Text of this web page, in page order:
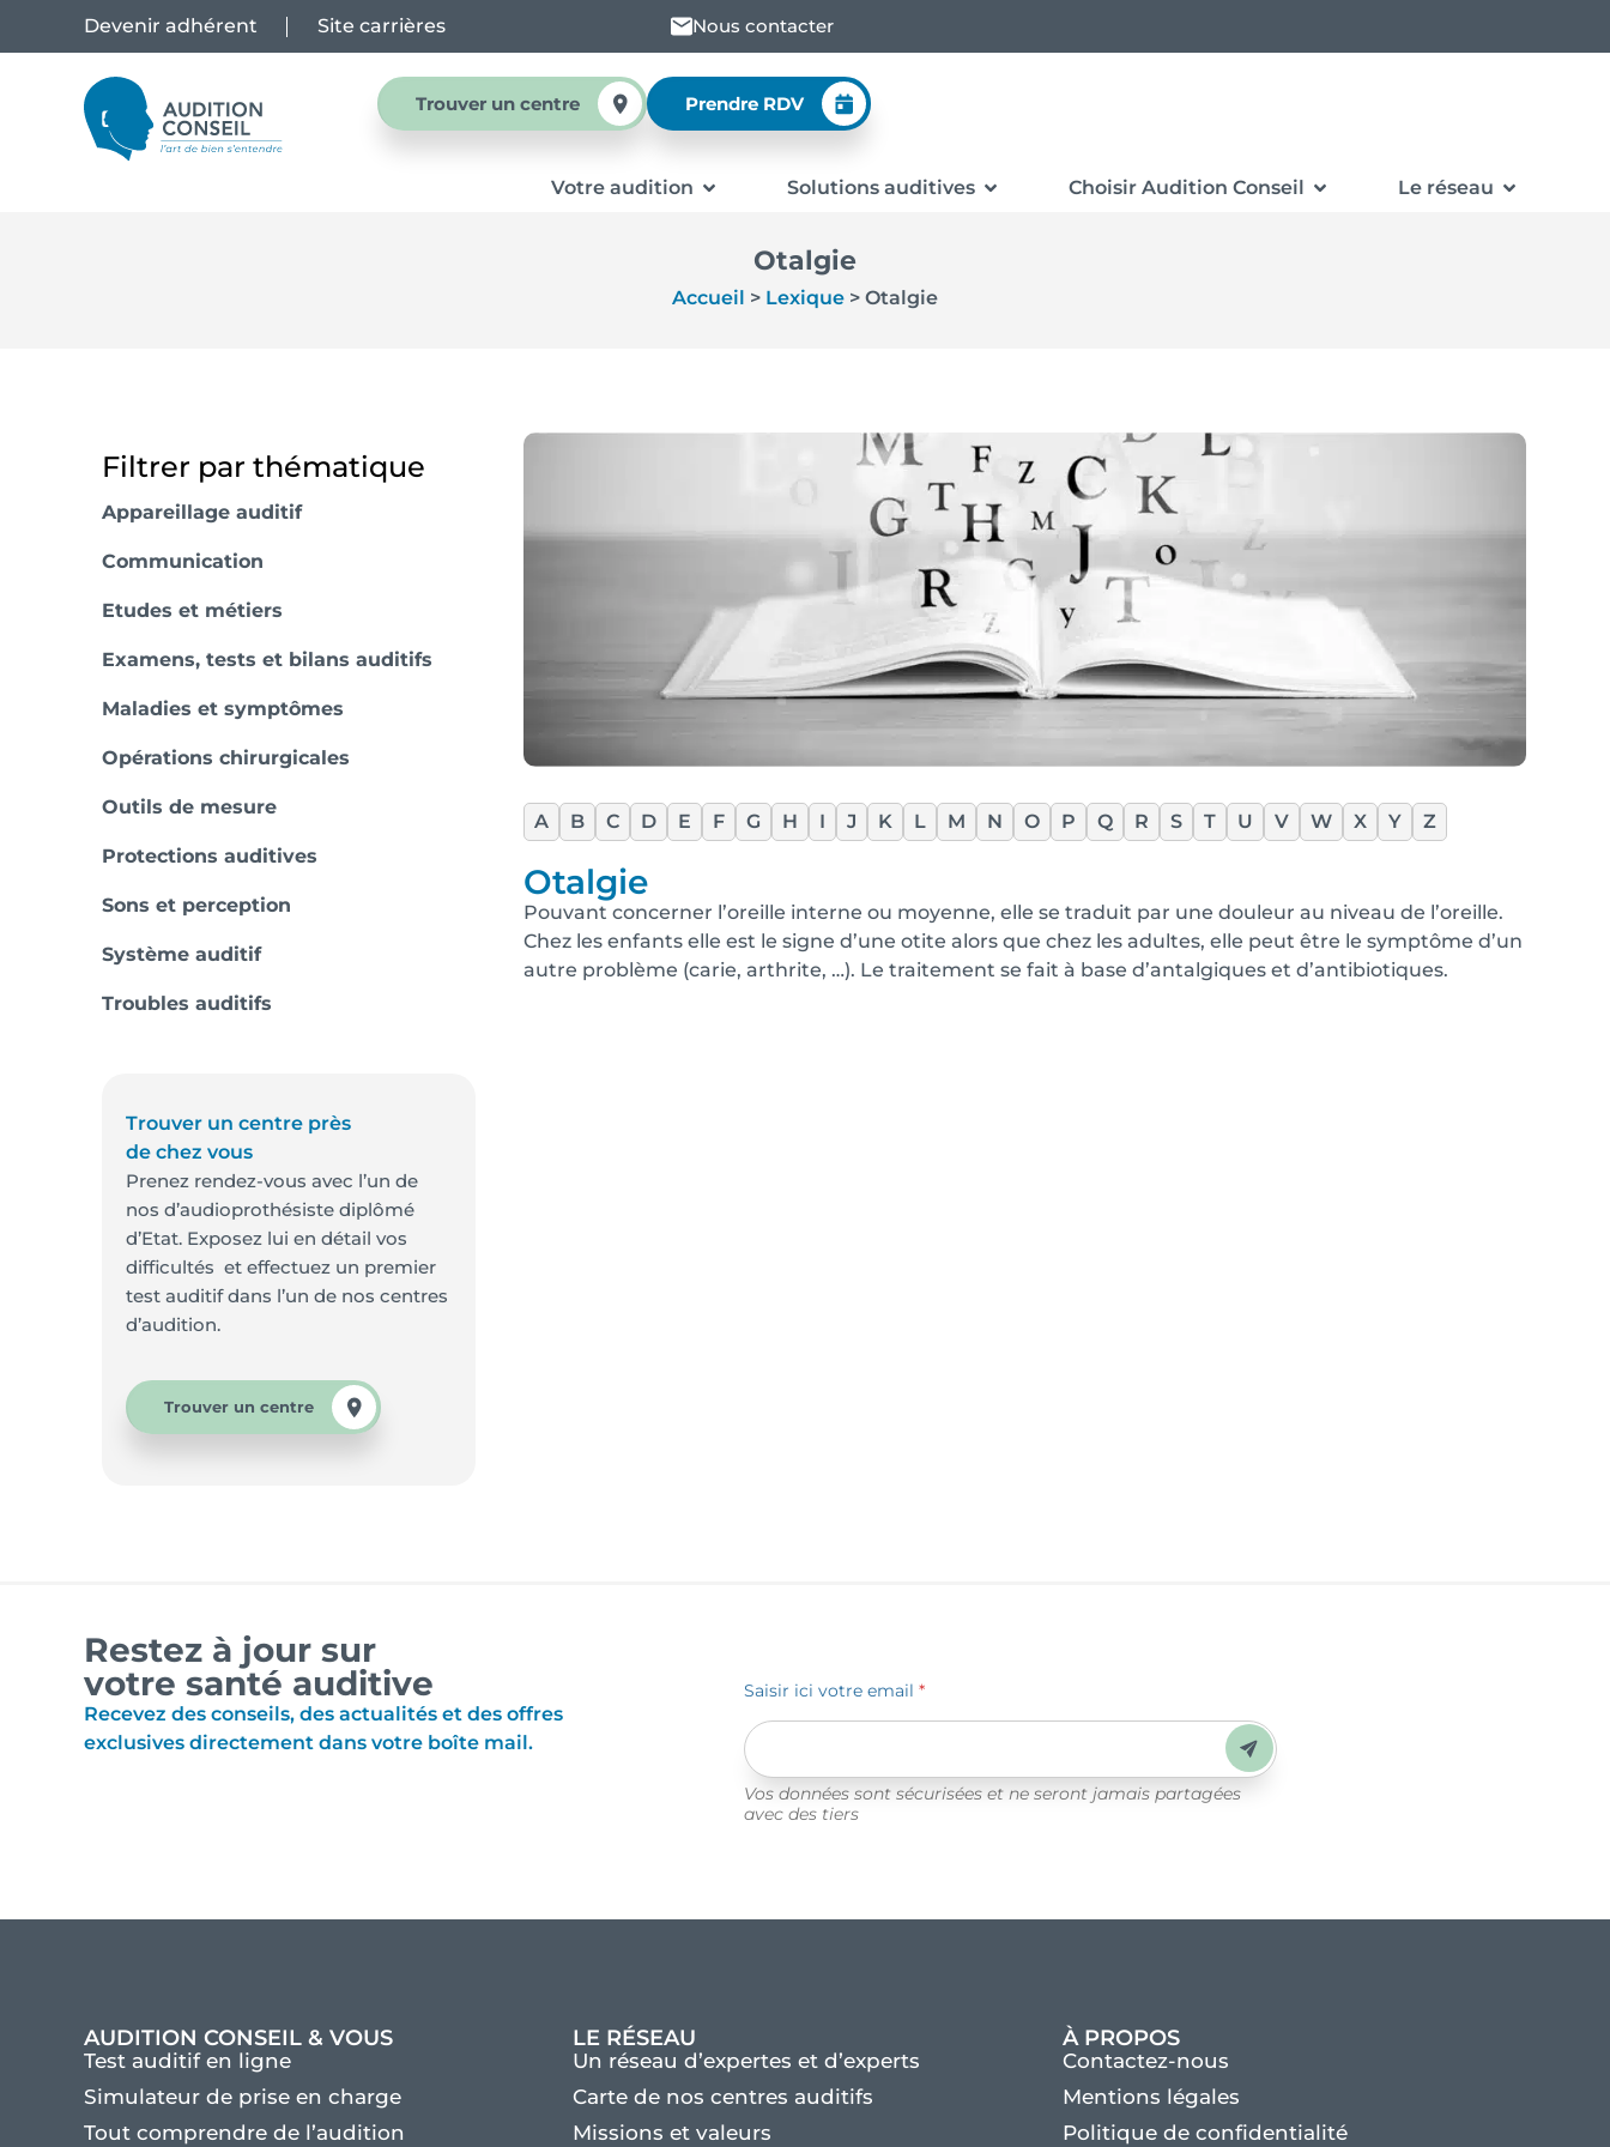
Devenir adhérent Site carrières Nous contacter
Trouver un centre Prendre RDV
Votre audition Solutions auditives Choisir Audition Conseil Le réseau
Otalgie
Accueil > Lexique > Otalgie
Filtrer par thématique
Appareillage auditif
Communication
Etudes et métiers
Examens, tests et bilans auditifs
Maladies et symptômes
Opérations chirurgicales
Outils de mesure
Protections auditives
Sons et perception
Système auditif
Troubles auditifs
Trouver un centre près
de chez vous
Prenez rendez-vous avec l’un de
nos d’audioprothésiste diplômé
d’Etat. Exposez lui en détail vos
difficultés et effectuez un premier
test auditif dans l’un de nos centres
d’audition.
Trouver un centre
A B C D E F G H I J K L M N O P Q R S T U V W X Y Z
Otalgie
Pouvant concerner l’oreille interne ou moyenne, elle se traduit par une douleur au niveau de l’oreille.
Chez les enfants elle est le signe d’une otite alors que chez les adultes, elle peut être le symptôme d’un
autre problème (carie, arthrite, …). Le traitement se fait à base d’antalgiques et d’antibiotiques.
Restez à jour sur
votre santé auditive
Recevez des conseils, des actualités et des offres
exclusives directement dans votre boîte mail.
Saisir ici votre email *
Vos données sont sécurisées et ne seront jamais partagées
avec des tiers
Envoyer
AUDITION CONSEIL & VOUS
Test auditif en ligne
Simulateur de prise en charge
Tout comprendre de l’audition
LE RÉSEAU
Un réseau d’expertes et d’experts
Carte de nos centres auditifs
Missions et valeurs
À PROPOS
Contactez-nous
Mentions légales
Politique de confidentialité